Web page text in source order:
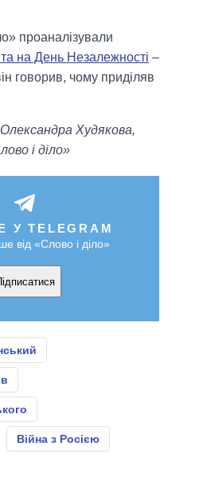
проаналізували
на День Незалежності –
говорив, чому приділяв
Худякова,
і діло»
У TELEGRAM
від «Слово і діло»
Війна з Росією